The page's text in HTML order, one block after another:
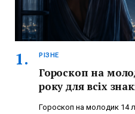
РІЗНЕ
Гороскоп на
року для всіх
Гороскоп на молодик 14